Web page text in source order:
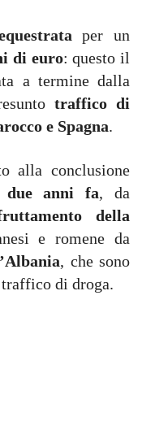
per un
di euro: questo il
a termine dalla
traffico di
e Spagna.
alla conclusione
due anni fa, da
della
e romene da
, che sono
di droga.